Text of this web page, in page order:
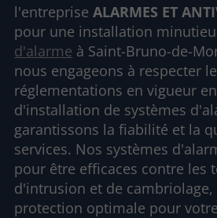
l'entrepriseALARMES ET
pour une installation
d'alarme à Saint-Bruno-de-
nous engageons à respecter
réglementations en vigueur
d'installation de systèmes
garantissons la fiabilité et la
services. Nos systèmes
pour être efficaces contre les
d'intrusion et de
protection optimale pour